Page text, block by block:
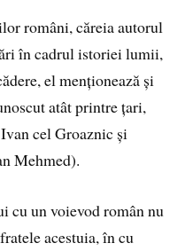
români, căreia autorul
în cadrul istoriei lumii,
el menționează și
atât printre țari,
cel Groaznic și
Mehmed).
cu un voievod român nu
acestuia, în cu